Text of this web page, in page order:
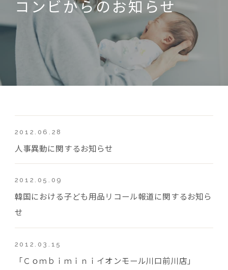
コンビからのお知らせ
2012.06.28
人事異動に関するお知らせ
2012.05.09
韓国における子ども用品リコール報道に関するお知ら
せ
2012.03.15
「Ｃｏｍｂｉｍｉｎｉイオンモール川口前川店」